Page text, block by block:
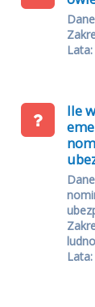
Ile